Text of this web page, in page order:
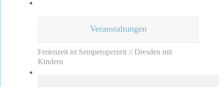
Veranstaltungen
Ferienzeit ist Semperoperzeit // Dresden mit
Kindern